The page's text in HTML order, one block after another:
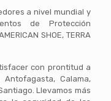
a nivel mundial y
de Protección
SHOE, TERRA
con prontitud a
Calama,
Llevamos más